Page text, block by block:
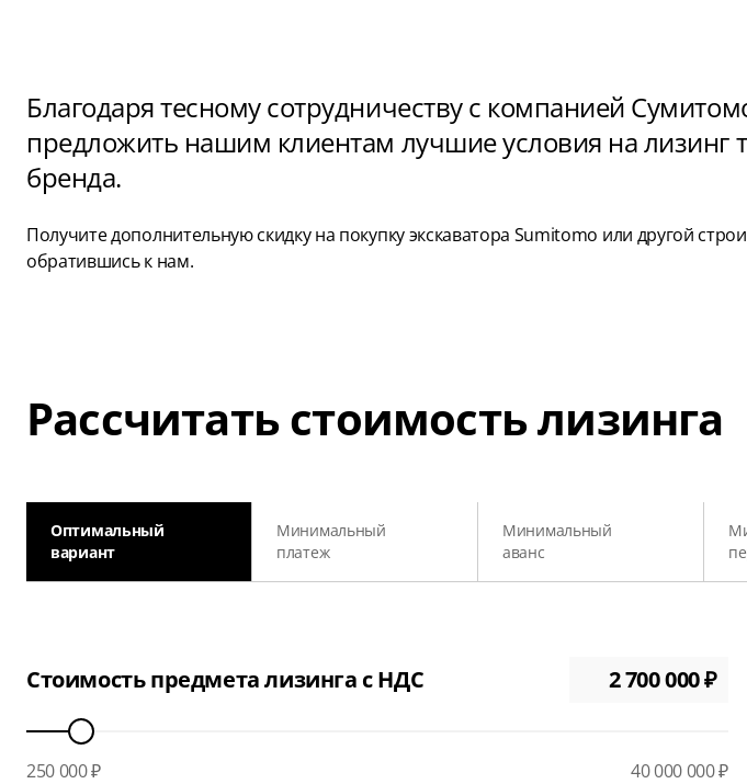
Благодаря тесному сотрудничеству с компанией
предложить нашим клиентам лучшие условия на лизинг
бренда.
Получите дополнительную скидку на покупку экскаватора Sumitomo или другой
обратившись к нам.
Рассчитать стоимость лизинга
Оптимальный
вариант
Минимальный
платеж
Минимальный
аванс
Стоимость предмета лизинга с НДС
250 000 ₽ 40 000 000 ₽